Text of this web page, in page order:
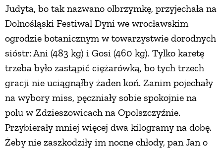
Judyta, bo tak nazwano olbrzymkę, przyjechała na
Dolnośląski Festiwal Dyni we wrocławskim
ogrodzie botanicznym w towarzystwie dorodnych
sióstr: Ani (483 kg) i Gosi (460 kg). Tylko karetę
trzeba było zastąpić ciężarówką, bo tych trzech
gracji nie uciągnąłby żaden koń. Zanim pojechały
na wybory miss, pęczniały sobie spokojnie na
polu w Zdzieszowicach na Opolszczyźnie.
Przybierały mniej więcej dwa kilogramy na dobę.
Żeby nie zaszkodziły im nocne chłody, pan Jan o